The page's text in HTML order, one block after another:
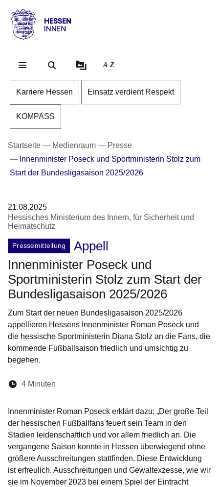
Hessen
Innen
A-Z
Karriere Hessen Einsatz verdient Respekt
KOMPASS
Startseite Medienraum
Presse
Innenminister Poseck und Sportministerin Stolz zum
Start der Bundesligasaison 2025/2026
21.08.2025
Hessisches Ministerium des Innern, für Sicherheit und
Heimatschutz
Pressemitteilung
Appell
Innenminister Poseck und
Sportministerin Stolz zum Start der
Bundesligasaison 2025/2026
Zum Start der neuen Bundesligasaison 2025/2026
appellieren Hessens Innenminister Roman Poseck und
die hessische Sportministerin Diana Stolz an die Fans, die
kommende Fußballsaison friedlich und umsichtig zu
begehen.
Lesedauer:
4 Minuten
Innenminister Roman Poseck erklärt dazu: „Der große Teil
der hessischen Fußballfans feuert sein Team in den
Stadien leidenschaftlich und vor allem friedlich an. Die
vergangene Saison konnte in Hessen überwiegend ohne
größere Ausschreitungen stattfinden. Diese Entwicklung
ist erfreulich. Ausschreitungen und Gewaltexzesse, wie wir
sie im November 2023 bei einem Spiel der Eintracht